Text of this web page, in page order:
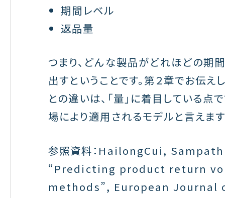
期間レベル
返品量
つまり、どんな製品がどれほどの期
出すということです。第２章でお伝
との違いは、「量」に着目している点
場により適用されるモデルと言えます
参照資料：HailongCui,
“Predicting product return
methods”, European Journal